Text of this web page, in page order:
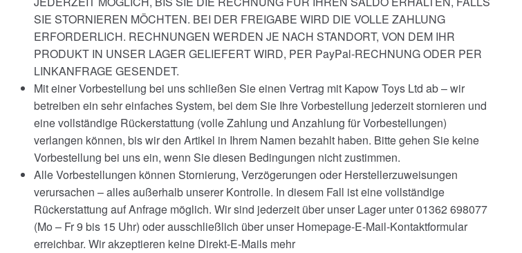
SIE STORNIEREN MÖCHTEN. BEI DER FREIGABE WIRD DIE VOLLE ZAHLUNG
ERFORDERLICH. RECHNUNGEN WERDEN JE NACH STANDORT, VON DEM IHR
PRODUKT IN UNSER LAGER GELIEFERT WIRD, PER PayPal-RECHNUNG ODER PER
LINKANFRAGE GESENDET.
Mit einer Vorbestellung bei uns schließen Sie einen Vertrag mit Kapow Toys Ltd ab – wir
betreiben ein sehr einfaches System, bei dem Sie Ihre Vorbestellung jederzeit stornieren und
eine vollständige Rückerstattung (volle Zahlung und Anzahlung für Vorbestellungen)
verlangen können, bis wir den Artikel in Ihrem Namen bezahlt haben. Bitte gehen Sie keine
Vorbestellung bei uns ein, wenn Sie diesen Bedingungen nicht zustimmen.
Alle Vorbestellungen können Stornierung, Verzögerungen oder Herstellerzuweisungen
verursachen – alles außerhalb unserer Kontrolle. In diesem Fall ist eine vollständige
Rückerstattung auf Anfrage möglich. Wir sind jederzeit über unser Lager unter 01362 698077
(Mo – Fr 9 bis 15 Uhr) oder ausschließlich über unser Homepage-E-Mail-Kontaktformular
erreichbar. Wir akzeptieren keine Direkt-E-Mails mehr